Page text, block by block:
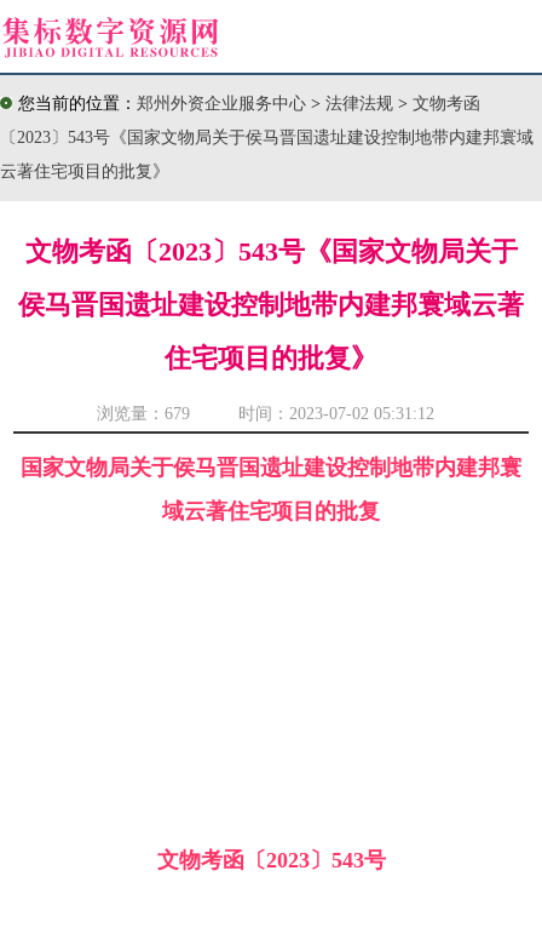
您当前的位置： 郑州外资企业服务中心 > 法律法规 > 文物考函
〔2023〕543号《国家文物局关于侯马晋国遗址建设控制地带内建邦寰域
云著住宅项目的批复》
文物考函〔2023〕543号《国家文物局关于
侯马晋国遗址建设控制地带内建邦寰域云著
住宅项目的批复》
浏览量： 679 时间：2023-07-02 05:31:12
国家文物局关于侯马晋国遗址建设控制地带内建邦寰
域云著住宅项目的批复
文物考函〔2023〕543号